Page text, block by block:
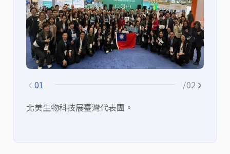
01
/02
北美生物科技展臺灣代表團。